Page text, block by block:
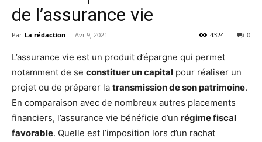
de l’assurance vie
Par La rédaction - Avr 9, 2021 0
4324
L’assurance vie est un produit d’épargne qui permet
notamment de se constituer un capital pour réaliser un
projet ou de préparer la transmission de son patrimoine.
En comparaison avec de nombreux autres placements
financiers, l’assurance vie bénéficie d’un régime fiscal
favorable. Quelle est l’imposition lors d’un rachat